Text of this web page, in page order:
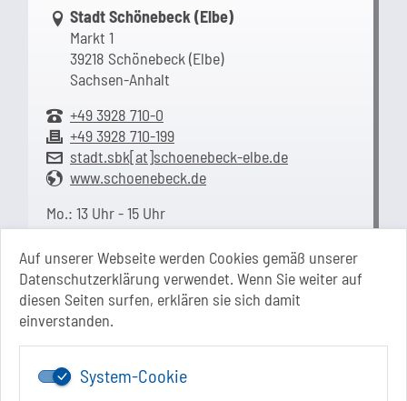
Auf unserer Webseite werden Cookies gemäß unserer
Datenschutzerklärung verwendet. Wenn Sie weiter auf
diesen Seiten surfen, erklären sie sich damit
einverstanden.
System-Cookie
Link zur Google-Maps Navigation
Stadt Schönebeck (Elbe)
Markt 1
39218 Schönebeck (Elbe)
Sachsen-Anhalt
+49 3928 710-0
+49 3928 710-199
stadt.sbk[at]schoenebeck-elbe.de
www.schoenebeck.de
Mo.: 13 Uhr - 15 Uhr
Di.: 9 Uhr - 11.30 Uhr
13 Uhr - 18 Uhr
Do.: 9 Uhr - 11.30 Uhr
Fr.: nach Vereinbarung